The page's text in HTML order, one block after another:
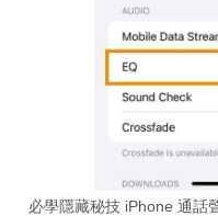
必學隱藏秘技 iPhone 通話